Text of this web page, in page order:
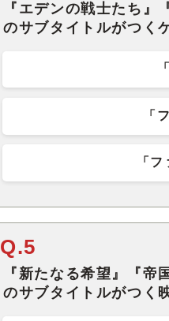
『エデンの戦士たち
のサブタイトルがつく
「
「
Q.5
『新たなる希望』『
のサブタイトルがつく